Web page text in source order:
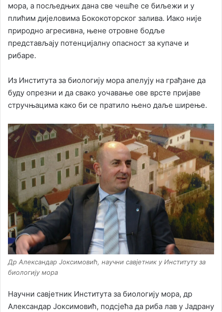
мора, а посљедњих дана све чешће се биљежи и у
плићим дијеловима Бококоторског залива. Иако није
природно агресивна, њене отровне бодље
представљају потенцијалну опасност за купаче и
рибаре.
Из Института за биологију мора апелују на грађане да
буду опрезни и да свако уочавање ове врсте пријаве
стручњацима како би се пратило њено даље ширење.
Др Александар Јоксимовић, научни савјетник у Институту за
биологију мора
Научни савјетник Института за биологију мора, др
Александар Јоксимовић, подсјећа да риба лав у Јадрану